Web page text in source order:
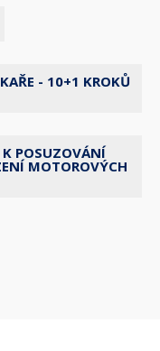
- 10+1 KROKŮ
POSUZOVÁNÍ
MOTOROVÝCH